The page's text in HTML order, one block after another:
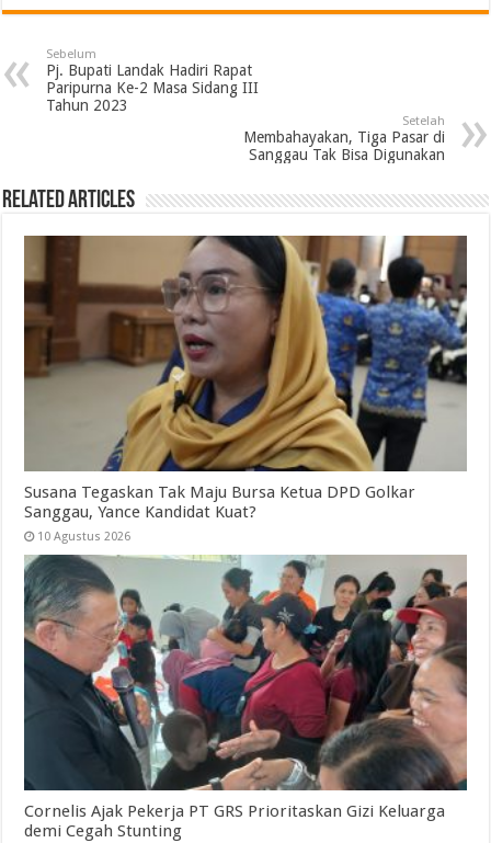
Sebelum
Pj. Bupati Landak Hadiri Rapat
Paripurna Ke-2 Masa Sidang III
Tahun 2023
Setelah
Membahayakan, Tiga Pasar di
Sanggau Tak Bisa Digunakan
Related Articles
Susana Tegaskan Tak Maju Bursa Ketua DPD Golkar
Sanggau, Yance Kandidat Kuat?
10 Agustus 2026
Cornelis Ajak Pekerja PT GRS Prioritaskan Gizi Keluarga
demi Cegah Stunting